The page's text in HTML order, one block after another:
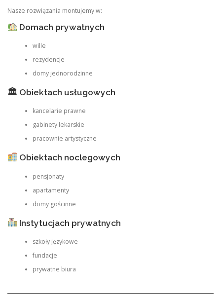
Nasze rozwiązania montujemy w:
Domach prywatnych
wille
rezydencje
domy jednorodzinne
🏛 Obiektach usługowych
kancelarie prawne
gabinety lekarskie
pracownie artystyczne
Obiektach noclegowych
pensjonaty
apartamenty
domy gościnne
Instytucjach prywatnych
szkoły językowe
fundacje
prywatne biura